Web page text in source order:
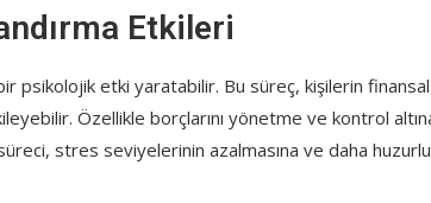
Etkileri
psikolojik etki yaratabilir. Bu süreç, kişilerin finansal
Özellikle borçlarını yönetme ve kontrol
stres seviyelerinin azalmasına ve daha